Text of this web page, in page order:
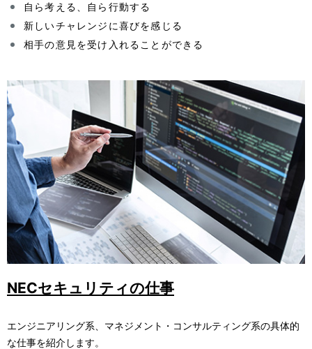
n
自ら考える、自ら行動する
新しいチャレンジに喜びを感じる
相手の意見を受け入れることができる
NECセキュリティの仕事
エンジニアリング系、マネジメント・コンサルティング系の具体的
な仕事を紹介します。